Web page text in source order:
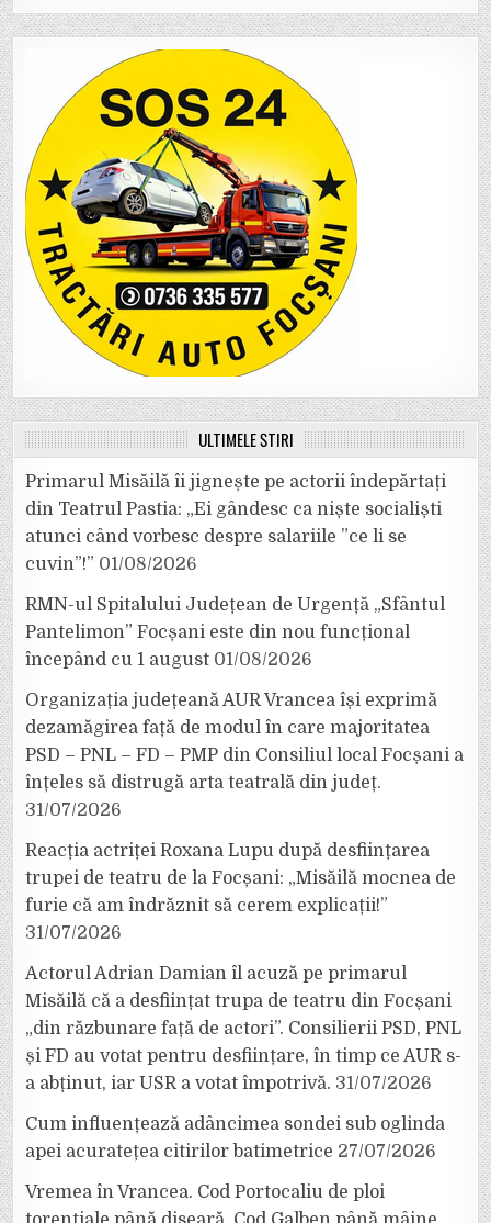
ULTIMELE ȘTIRI
Primarul Misăilă îi jignește pe actorii îndepărtați
din Teatrul Pastia: „Ei gândesc ca niște socialiști
atunci când vorbesc despre salariile ”ce li se
cuvin”!” 01/08/2026
RMN-ul Spitalului Județean de Urgență „Sfântul
Pantelimon” Focșani este din nou funcțional
începând cu 1 august 01/08/2026
Organizația județeană AUR Vrancea își exprimă
dezamăgirea față de modul în care majoritatea
PSD – PNL – FD – PMP din Consiliul local Focșani a
înțeles să distrugă arta teatrală din județ.
31/07/2026
Reacția actriței Roxana Lupu după desființarea
trupei de teatru de la Focșani: „Misăilă mocnea de
furie că am îndrăznit să cerem explicații!”
31/07/2026
Actorul Adrian Damian îl acuză pe primarul
Misăilă că a desființat trupa de teatru din Focșani
„din răzbunare față de actori”. Consilierii PSD, PNL
și FD au votat pentru desființare, în timp ce AUR s-
a abținut, iar USR a votat împotrivă. 31/07/2026
Cum influențează adâncimea sondei sub oglinda
apei acuratețea citirilor batimetrice 27/07/2026
Vremea în Vrancea. Cod Portocaliu de ploi